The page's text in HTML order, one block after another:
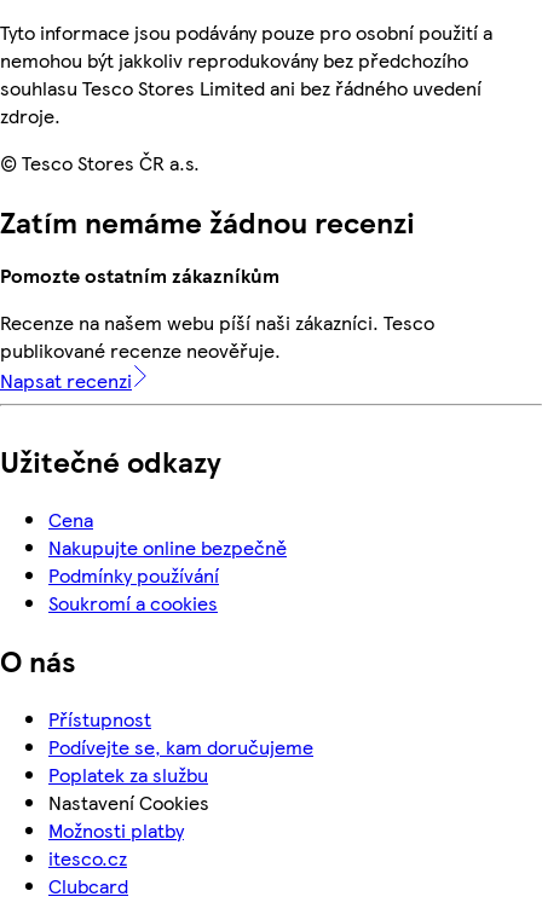
Tyto informace jsou podávány pouze pro osobní použití a
nemohou být jakkoliv reprodukovány bez předchozího
souhlasu Tesco Stores Limited ani bez řádného uvedení
zdroje.
© Tesco Stores ČR a.s.
Zatím nemáme žádnou recenzi
Pomozte ostatním zákazníkům
Recenze na našem webu píší naši zákazníci. Tesco
publikované recenze neověřuje.
Napsat recenzi
Užitečné odkazy
Cena
Nakupujte online bezpečně
Podmínky používání
Soukromí a cookies
O nás
Přístupnost
Podívejte se, kam doručujeme
Poplatek za službu
Nastavení Cookies
Možnosti platby
itesco.cz
Clubcard